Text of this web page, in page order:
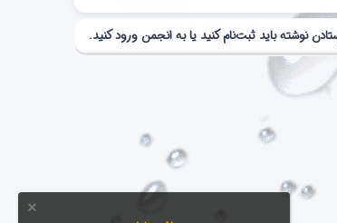
نوشته باید ثبت‌نام کنید یا به انجمن ورود کنید.